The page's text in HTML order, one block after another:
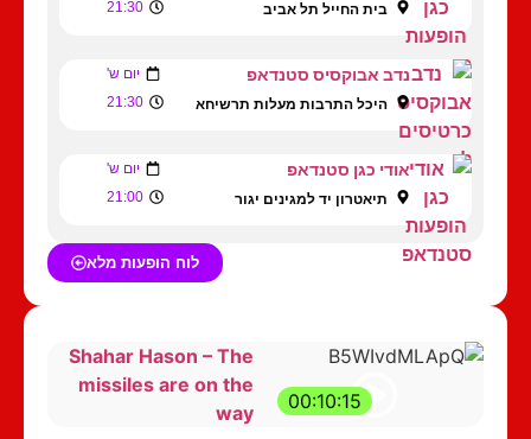
בית החייל תל אביב 21:30
נדב אבוקסיס סטנדאפ יום ש'
היכל התרבות מעלות תרשיחא 21:30
אודי כגן סטנדאפ יום ש'
תיאטרון יד למגינים יגור 21:00
לוח הופעות מלא
00:10:15
Shahar Hason – The
missiles are on the
way